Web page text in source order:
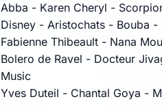
Abba - Karen Cheryl -
Disney - Aristochats - Bouba -
Fabienne Thibeault - Nana
Bolero de Ravel - Docteur
Music
Yves Duteil - Chantal Goya -